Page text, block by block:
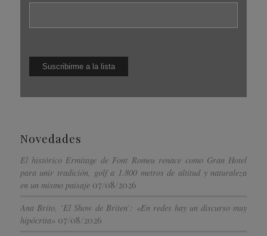
Novedades
El histórico Ermitage de Font Romeu renace como Gran Hotel
para unir tradición, golf a 1.800 metros de altitud y naturaleza
en un mismo paisaje 07/08/2026
Ana Brito, ‘El Show de Briten’: «En redes hay un discurso muy
hipócrita» 07/08/2026